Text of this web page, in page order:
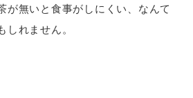
が無いと食事がしにくい、なんて
しれません。